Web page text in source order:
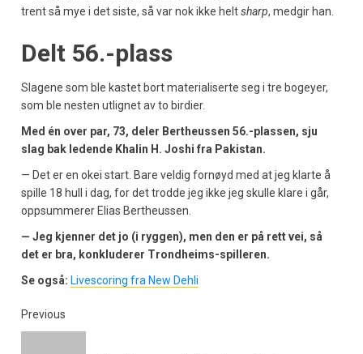
trent så mye i det siste, så var nok ikke heltsharp, medgir han.
Delt 56.-plass
Slagene som ble kastet bort materialiserte seg i tre bogeyer,
som ble nesten utlignet av to birdier.
Med én over par, 73, deler Bertheussen 56.-plassen, sju
slag bak ledende Khalin H. Joshi fra Pakistan.
— Det er en okei start. Bare veldig fornøyd med at jeg klarte å
spille 18 hull i dag, for det trodde jeg ikke jeg skulle klare i går,
oppsummerer Elias Bertheussen.
— Jeg kjenner det jo (i ryggen), men den er på rett vei, så
det er bra, konkluderer Trondheims-spilleren.
Se også: Livescoring fra New Dehli
Previous